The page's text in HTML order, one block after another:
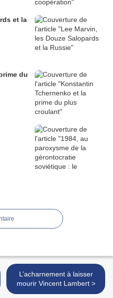
et la
du
L’acharnement à laisser
mourir Vincent Lambert >